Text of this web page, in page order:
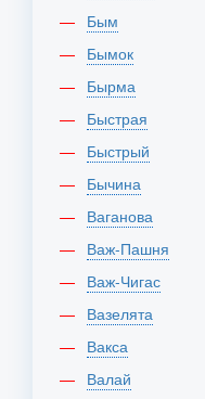
Бым
Бымок
Бырма
Быстрая
Быстрый
Бычина
Ваганова
Важ-Пашня
Важ-Чигас
Вазелята
Вакса
Валай